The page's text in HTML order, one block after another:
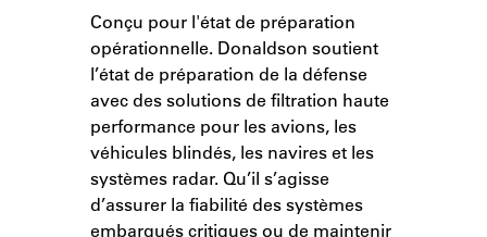
Conçu pour l'état de préparation
opérationnelle. Donaldson soutient
l’état de préparation de la défense
avec des solutions de filtration haute
performance pour les avions, les
véhicules blindés, les navires et les
systèmes radar. Qu’il s’agisse
d’assurer la fiabilité des systèmes
embarqués critiques ou de maintenir